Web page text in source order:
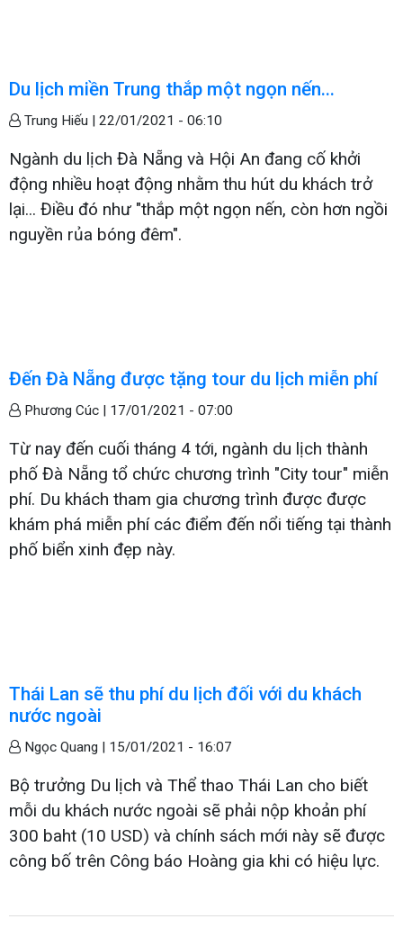
Du lịch miền Trung thắp một ngọn nến...
Trung Hiếu | 22/01/2021 - 06:10
Ngành du lịch Đà Nẵng và Hội An đang cố khởi
động nhiều hoạt động nhằm thu hút du khách trở
lại... Điều đó như "thắp một ngọn nến, còn hơn ngồi
nguyền rủa bóng đêm".
Đến Đà Nẵng được tặng tour du lịch miễn phí
Phương Cúc | 17/01/2021 - 07:00
Từ nay đến cuối tháng 4 tới, ngành du lịch thành
phố Đà Nẵng tổ chức chương trình "City tour" miễn
phí. Du khách tham gia chương trình được được
khám phá miễn phí các điểm đến nổi tiếng tại thành
phố biển xinh đẹp này.
Thái Lan sẽ thu phí du lịch đối với du khách
nước ngoài
Ngọc Quang | 15/01/2021 - 16:07
Bộ trưởng Du lịch và Thể thao Thái Lan cho biết
mỗi du khách nước ngoài sẽ phải nộp khoản phí
300 baht (10 USD) và chính sách mới này sẽ được
công bố trên Công báo Hoàng gia khi có hiệu lực.